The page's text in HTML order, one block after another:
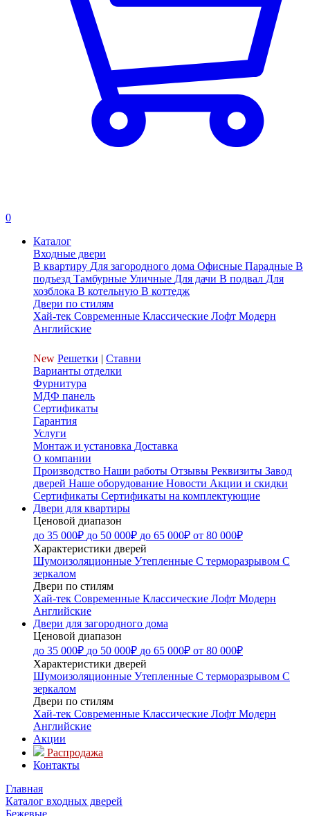
0
Каталог
Входные двери
В квартиру Для загородного дома Офисные Парадные В
подъезд Тамбурные Уличные Для дачи В подвал Для
хозблока В котельную В коттедж
Двери по стилям
Хай-тек Современные Классические Лофт Модерн
Английские
New Решетки | Ставни
Варианты отделки
Фурнитура
МДФ панель
Сертификаты
Гарантия
Услуги
Монтаж и установка Доставка
О компании
Производство Наши работы Отзывы Реквизиты Завод
дверей Наше оборудование Новости Акции и скидки
Сертификаты Сертификаты на комплектующие
Двери для квартиры
Ценовой диапазон
до 35 000₽ до 50 000₽ до 65 000₽ от 80 000₽
Характеристики дверей
Шумоизоляционные Утепленные С терморазрывом С
зеркалом
Двери по стилям
Хай-тек Современные Классические Лофт Модерн
Английские
Двери для загородного дома
Ценовой диапазон
до 35 000₽ до 50 000₽ до 65 000₽ от 80 000₽
Характеристики дверей
Шумоизоляционные Утепленные С терморазрывом С
зеркалом
Двери по стилям
Хай-тек Современные Классические Лофт Модерн
Английские
Акции
Распродажа
Контакты
Главная
Каталог входных дверей
Бежевые